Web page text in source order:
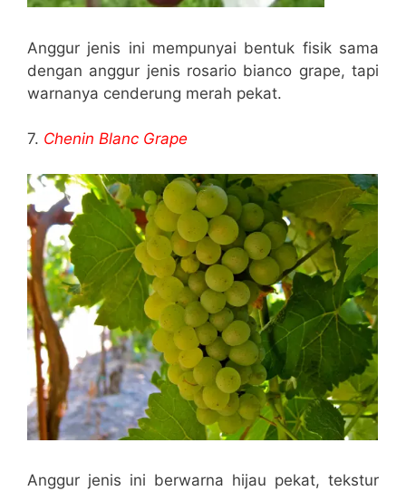
Anggur jenis ini mempunyai bentuk fisik sama
dengan anggur jenis rosario bianco grape, tapi
warnanya cenderung merah pekat.
7. Chenin Blanc Grape
Anggur jenis ini berwarna hijau pekat, tekstur